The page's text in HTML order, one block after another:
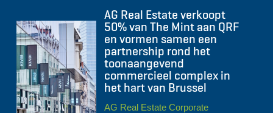
AG Real Estate verkoopt
50% van The Mint aan QRF
en vormen samen een
partnership rond het
toonaangevend
commercieel complex in
het hart van Brussel
AG Real Estate Corporate